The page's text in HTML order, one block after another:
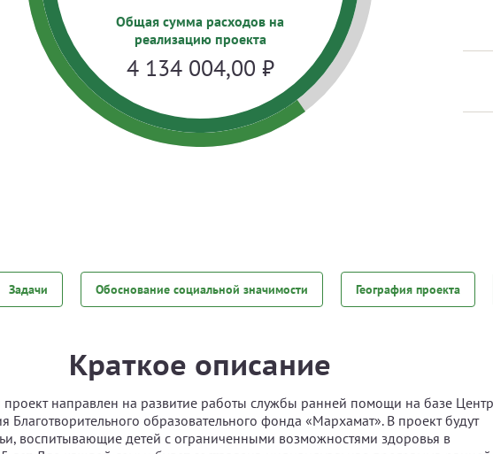
Общая сумма расходов на
реализацию проекта
4 134 004,00 ₽
Задачи Обоснование социальной значимости География проекта
Краткое описание
направлен на развитие работы службы ранней помощи на базе
Благотворительного образовательного фонда «Мархамат». В проект будут
воспитывающие детей с ограниченными возможностями здоровья в